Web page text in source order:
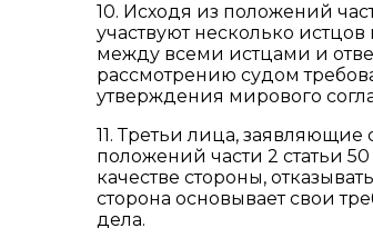
10. Исходя из положений
участвуют несколько
между всеми истцами и
рассмотрению судом
утверждения мирового
11. Третьи лица, заявляющие
положений части 2 статьи
качестве стороны,
сторона основывает свои
дела.